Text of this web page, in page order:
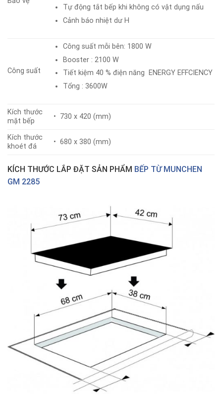
Tự động tắt bếp khi không có vật dụng nấu
Cảnh báo nhiệt dư H
Công suất
Công suất mỗi bên: 1800 W
Booster : 2100 W
Tiết kiệm 40 % điện năng ENERGY EFFCIENCY
Tổng : 3600W
Kích thước
mặt bếp
• 730 x 420 (mm)
Kích thước
khoét đá
• 680 x 380 (mm)
KÍCH THƯỚC LẮP ĐẶT SẢN PHẨM BẾP TỪ MUNCHEN
GM 2285